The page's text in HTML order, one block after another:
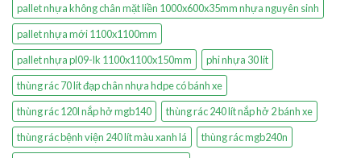
pallet nhựa không chân mặt liền 1000x600x35mm nhựa nguyên sinh
pallet nhựa mới 1100x1100mm
pallet nhựa pl09-lk 1100x1100x150mm
phi nhựa 30 lít
thùng rác 70 lít đạp chân nhựa hdpe có bánh xe
thùng rác 120l nắp hở mgb140
thùng rác 240 lít nắp hở 2 bánh xe
thùng rác bệnh viện 240 lít màu xanh lá
thùng rác mgb240n